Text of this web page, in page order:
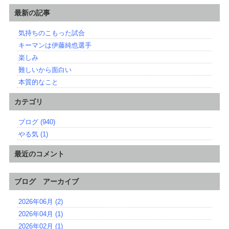
最新の記事
気持ちのこもった試合
キーマンは伊藤純也選手
楽しみ
難しいから面白い
本質的なこと
カテゴリ
ブログ (940)
やる気 (1)
最近のコメント
ブログ アーカイブ
2026年06月 (2)
2026年04月 (1)
2026年02月 (1)